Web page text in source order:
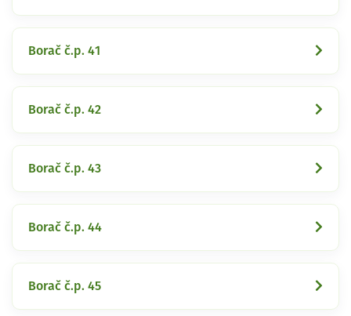
Borač č.p. 41
Borač č.p. 42
Borač č.p. 43
Borač č.p. 44
Borač č.p. 45